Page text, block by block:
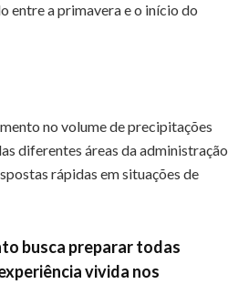
entre a primavera e o início do
no volume de precipitações
diferentes áreas da administração
rápidas em situações de
busca preparar todas
vivida nos